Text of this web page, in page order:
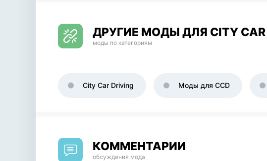
ДРУГИЕ МОДЫ ДЛЯ CITY CAR
моды по категориям
City Car Driving Моды для CCD
КОММЕНТАРИИ
обсуждения мода